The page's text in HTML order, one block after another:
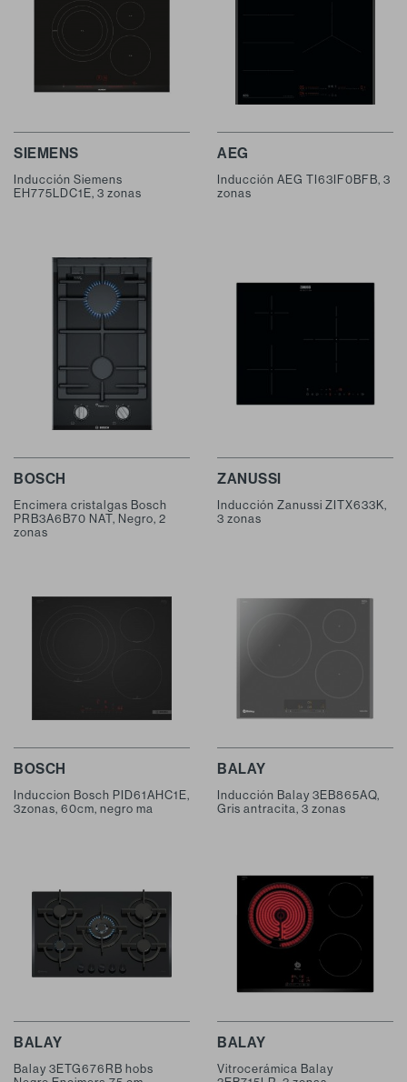
SIEMENS
Inducción Siemens
EH775LDC1E, 3 zonas
AEG
Inducción AEG TI63IF0BFB, 3
zonas
BOSCH
Encimera cristalgas Bosch
PRB3A6B70 NAT, Negro, 2
zonas
ZANUSSI
Inducción Zanussi ZITX633K,
3 zonas
BOSCH
Induccion Bosch PID61AHC1E,
3zonas, 60cm, negro ma
BALAY
Inducción Balay 3EB865AQ,
Gris antracita, 3 zonas
BALAY
Balay 3ETG676RB hobs
BALAY
Vitrocerámica Balay